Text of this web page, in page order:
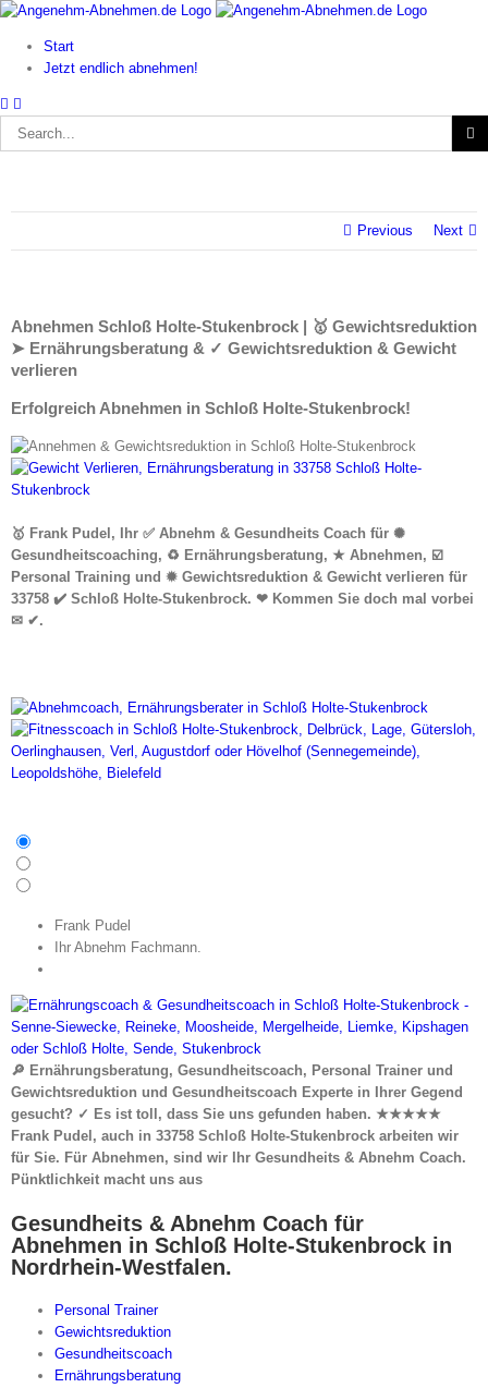
Skip
contentStart
Jetzt endlich abnehmen!
Search
for:
Previous Next
Abnehmen Schloß Holte-Stukenbrock | 🥇 Gewichtsreduktion
➤ Ernährungsberatung & ✓ Gewichtsreduktion & Gewicht
verlieren
Erfolgreich Abnehmen in Schloß Holte-Stukenbrock!
🥇 Frank Pudel, Ihr ✅ Abnehm & Gesundheits Coach für ✺
Gesundheitscoaching, ♻ Ernährungsberatung, ★ Abnehmen, ☑️
Personal Training und ✹ Gewichtsreduktion & Gewicht verlieren für
33758 ✔️ Schloß Holte-Stukenbrock. ❤ Kommen Sie doch mal vorbei
✉ ✔.
Frank Pudel
Ihr Abnehm Fachmann.
🔎 Ernährungsberatung, Gesundheitscoach, Personal Trainer und
Gewichtsreduktion und Gesundheitscoach Experte in Ihrer Gegend
gesucht? ✓ Es ist toll, dass Sie uns gefunden haben. ★★★★★
Frank Pudel, auch in 33758 Schloß Holte-Stukenbrock arbeiten wir
für Sie. Für Abnehmen, sind wir Ihr Gesundheits & Abnehm Coach.
Pünktlichkeit macht uns aus
Gesundheits & Abnehm Coach für
Abnehmen in Schloß Holte-Stukenbrock in
Nordrhein-Westfalen.
Personal Trainer
Gewichtsreduktion
Gesundheitscoach
Ernährungsberatung